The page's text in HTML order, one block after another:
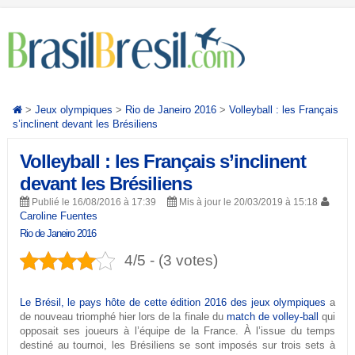
> Jeux olympiques > Rio de Janeiro 2016> Volleyball : les Français
s’inclinent devant les Brésiliens
Volleyball : les Français s’inclinent
devant les Brésiliens
Publié le 16/08/2016 à 17:39 Mis à jour le 20/03/2019 à 15:18
Caroline Fuentes
Rio de Janeiro 2016
4/5 - (3 votes)
Le Brésil, le pays hôte de cette édition 2016 des jeux olympiques a
de nouveau triomphé hier lors de la finale du match de volley-ball qui
opposait ses joueurs à l’équipe de la France. À l’issue du temps
destiné au tournoi, les Brésiliens se sont imposés sur trois sets à